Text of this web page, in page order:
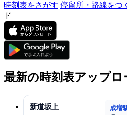
時刻表をさがす 停留所・路線をつ
ド
最新の時刻表アップロ
新道坂上 成増